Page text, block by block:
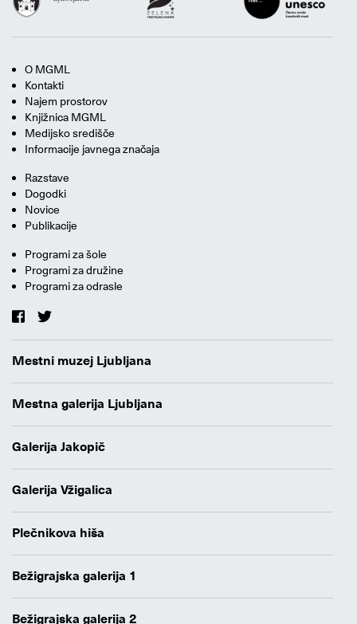
O MGML
Kontakti
Najem prostorov
Knjižnica MGML
Medijsko središče
Informacije javnega značaja
Razstave
Dogodki
Novice
Publikacije
Programi za šole
Programi za družine
Programi za odrasle
Mestni muzej Ljubljana
Mestna galerija Ljubljana
Galerija Jakopič
Galerija Vžigalica
Plečnikova hiša
Bežigrajska galerija 1
Bežigrajska galerija 2